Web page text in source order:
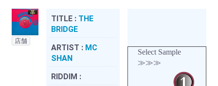
店舗
TITLE : THE
BRIDGE
ARTIST : MC
SHAN
RIDDIM :
Select Sample
≫≫≫